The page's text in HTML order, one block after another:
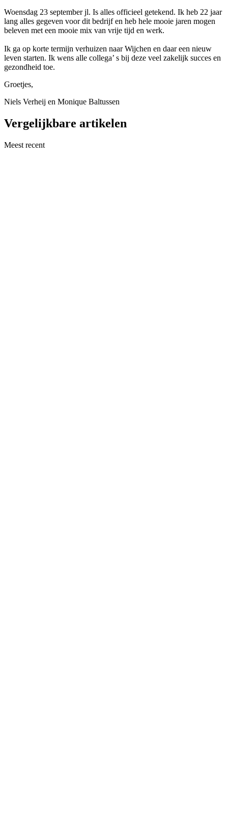
Woensdag 23 september jl. Is alles officieel getekend. Ik heb 22 jaar
lang alles gegeven voor dit bedrijf en heb hele mooie jaren mogen
beleven met een mooie mix van vrije tijd en werk.
Ik ga op korte termijn verhuizen naar Wijchen en daar een nieuw
leven starten. Ik wens alle collega’ s bij deze veel zakelijk succes en
gezondheid toe.
Groetjes,
Niels Verheij en Monique Baltussen
Vergelijkbare artikelen
Meest recent